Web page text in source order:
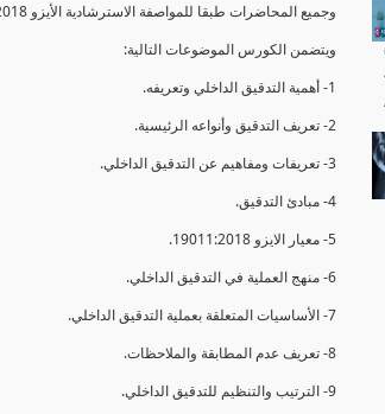
وجميع المحاضرات طبقا للمواصفة الاسترشادية الأيزو 19011:2018.
ويتضمن الكورس الموضوعات التالية:
1- أهمية التدقيق الداخلي وتعريفه.
2- تعريف التدقيق وأنواعه الرئيسية.
3- تعريفات ومفاهيم عن التدقيق الداخلي.
4- مبادئ التدقيق.
5- معيار الايزو 19011:2018.
6- منهج العملية في التدقيق الداخلي.
7- الأساسيات المتعلقة بعملية التدقيق الداخلي.
8- تعريف عدم المطابقة والملاحظات.
9- الترتيب والتنظيم للتدقيق الداخلي.